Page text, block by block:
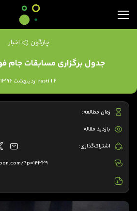
چارگون اخبار
جدول برگزاری مسابقات جام
rasti | 2 اردیبهشت 1396
زمان مطالعه:
بازدید مقاله:
اشتراک‌گذاری:
?p=14329